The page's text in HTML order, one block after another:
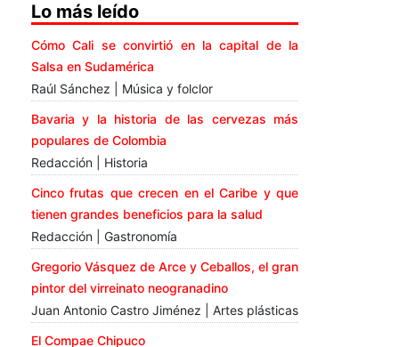
Lo más leído
Cómo Cali se convirtió en la capital de la
Salsa en Sudamérica
Raúl Sánchez | Música y folclor
Bavaria y la historia de las cervezas más
populares de Colombia
Redacción | Historia
Cinco frutas que crecen en el Caribe y que
tienen grandes beneficios para la salud
Redacción | Gastronomía
Gregorio Vásquez de Arce y Ceballos, el gran
pintor del virreinato neogranadino
Juan Antonio Castro Jiménez | Artes plásticas
El Compae Chipuco